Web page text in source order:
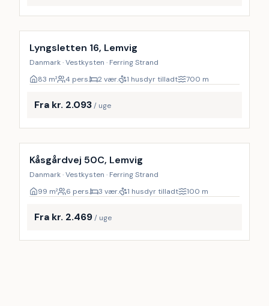
Lyngsletten 16, Lemvig
Danmark · Vestkysten · Ferring Strand
83 m² 4 pers. 2 vær. 1 husdyr tilladt 700 m
Fra kr. 2.093/ uge
Kåsgårdvej 50C, Lemvig
Danmark · Vestkysten · Ferring Strand
99 m² 6 pers. 3 vær. 1 husdyr tilladt 100 m
Fra kr. 2.469/ uge